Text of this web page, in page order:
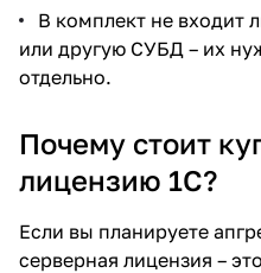
В комплект не входит
или другую СУБД – их
отдельно.
Почему стоит
лицензию 1С?
Если вы планируете
серверная лицензия –